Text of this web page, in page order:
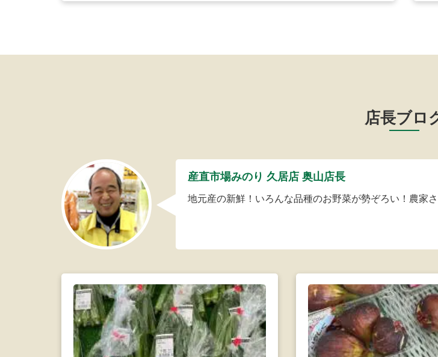
店長ブロ
産直市場みのり 久居店 奥山店長
地元産の新鮮！いろんな品種のお野菜が勢ぞろい！農家